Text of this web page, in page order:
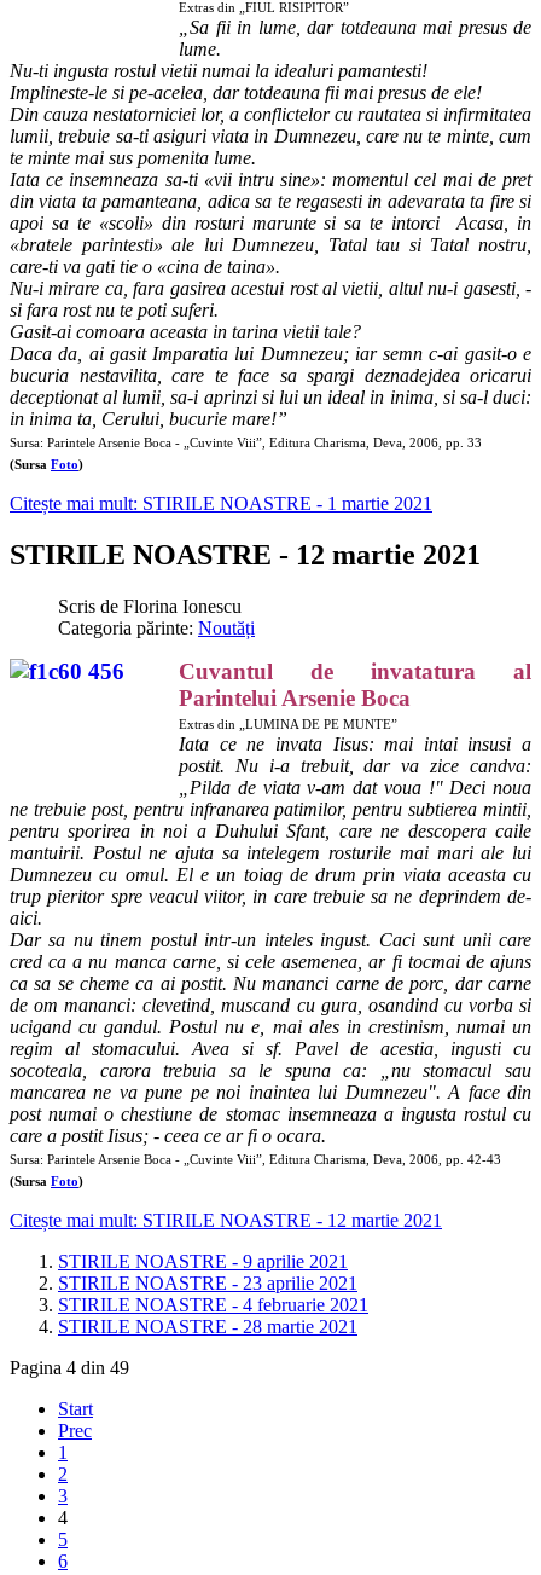
Extras din „FIUL RISIPITOR”
„Sa fii in lume, dar totdeauna mai presus de
lume.
Nu-ti ingusta rostul vietii numai la idealuri pamantesti!
Implineste-le si pe-acelea, dar totdeauna fii mai presus de ele!
Din cauza nestatorniciei lor, a conflictelor cu rautatea si infirmitatea
lumii, trebuie sa-ti asiguri viata in Dumnezeu, care nu te minte, cum
te minte mai sus pomenita lume.
Iata ce insemneaza sa-ti «vii intru sine»: momentul cel mai de pret
din viata ta pamanteana, adica sa te regasesti in adevarata ta fire si
apoi sa te «scoli» din rosturi marunte si sa te intorci Acasa, in
«bratele parintesti» ale lui Dumnezeu, Tatal tau si Tatal nostru,
care-ti va gati tie o «cina de taina».
Nu-i mirare ca, fara gasirea acestui rost al vietii, altul nu-i gasesti, -
si fara rost nu te poti suferi.
Gasit-ai comoara aceasta in tarina vietii tale?
Daca da, ai gasit Imparatia lui Dumnezeu; iar semn c-ai gasit-o e
bucuria nestavilita, care te face sa spargi deznadejdea oricarui
deceptionat al lumii, sa-i aprinzi si lui un ideal in inima, si sa-l duci:
in inima ta, Cerului, bucurie mare!”
Sursa: Parintele Arsenie Boca - „Cuvinte Viii”, Editura Charisma, Deva, 2006, pp. 33
(Sursa Foto)
Citește mai mult: STIRILE NOASTRE - 1 martie 2021
STIRILE NOASTRE - 12 martie 2021
Scris de Florina Ionescu
Categoria părinte: Noutăți
Cuvantul de invatatura al
Parintelui Arsenie Boca
Extras din „LUMINA DE PE MUNTE”
Iata ce ne invata Iisus: mai intai insusi a
postit. Nu i-a trebuit, dar va zice candva:
„Pilda de viata v-am dat voua !" Deci noua
ne trebuie post, pentru infranarea patimilor, pentru subtierea mintii,
pentru sporirea in noi a Duhului Sfant, care ne descopera caile
mantuirii. Postul ne ajuta sa intelegem rosturile mai mari ale lui
Dumnezeu cu omul. El e un toiag de drum prin viata aceasta cu
trup pieritor spre veacul viitor, in care trebuie sa ne deprindem de-
aici.
Dar sa nu tinem postul intr-un inteles ingust. Caci sunt unii care
cred ca a nu manca carne, si cele asemenea, ar fi tocmai de ajuns
ca sa se cheme ca ai postit. Nu mananci carne de porc, dar carne
de om mananci: clevetind, muscand cu gura, osandind cu vorba si
ucigand cu gandul. Postul nu e, mai ales in crestinism, numai un
regim al stomacului. Avea si sf. Pavel de acestia, ingusti cu
socoteala, carora trebuia sa le spuna ca: „nu stomacul sau
mancarea ne va pune pe noi inaintea lui Dumnezeu". A face din
post numai o chestiune de stomac insemneaza a ingusta rostul cu
care a postit Iisus; - ceea ce ar fi o ocara.
Sursa: Parintele Arsenie Boca - „Cuvinte Viii”, Editura Charisma, Deva, 2006, pp. 42-43
(Sursa Foto)
Citește mai mult: STIRILE NOASTRE - 12 martie 2021
STIRILE NOASTRE - 9 aprilie 2021
STIRILE NOASTRE - 23 aprilie 2021
STIRILE NOASTRE - 4 februarie 2021
STIRILE NOASTRE - 28 martie 2021
Pagina 4 din 49
Start
Prec
1
2
3
4
5
6